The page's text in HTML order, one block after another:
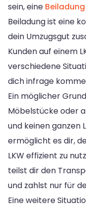
sein, eine Beiladung
Beiladung ist eine
dein Umzugsgut
Kunden auf einem
verschiedene
dich infrage
Ein möglicher
Möbelstücke oder
und keinen ganzen
ermöglicht es dir,
LKW effizient zu
teilst dir den
und zahlst nur für
Eine weitere